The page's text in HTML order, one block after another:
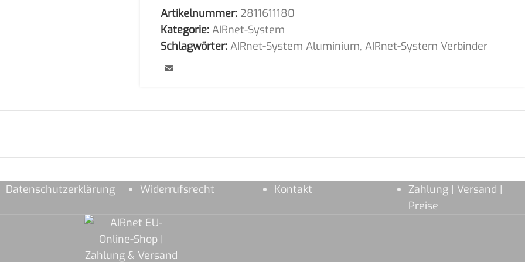
Artikelnummer: 2811611180
Kategorie: AIRnet-System
Schlagwörter: AIRnet-System Aluminium, AIRnet-System Verbinder
Datenschutzerklärung Widerrufsrecht Kontakt
Zahlung | Versand |
Preise